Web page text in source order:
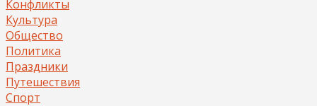
Конфликты
Культура
Общество
Политика
Праздники
Путешествия
Спорт